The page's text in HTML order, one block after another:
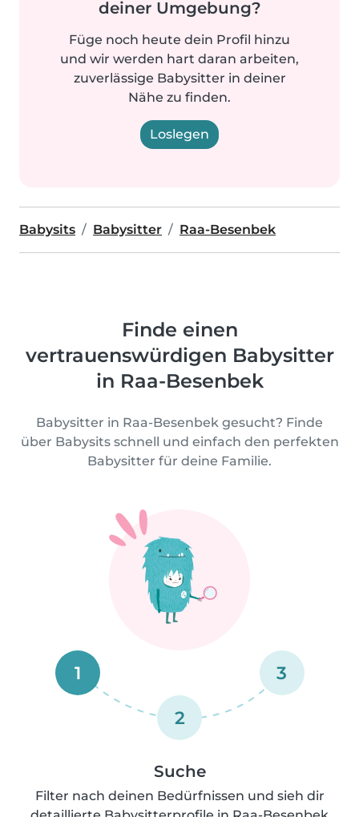
deiner Umgebung?
Füge noch heute dein Profil hinzu
und wir werden hart daran arbeiten,
zuverlässige Babysitter in deiner
Nähe zu finden.
Loslegen
Babysits Babysitter Raa-Besenbek
Finde einen
vertrauenswürdigen Babysitter
in Raa-Besenbek
Babysitter in Raa-Besenbek gesucht? Finde
über Babysits schnell und einfach den perfekten
Babysitter für deine Familie.
1
2
3
Suche
Filter nach deinen Bedürfnissen und sieh dir